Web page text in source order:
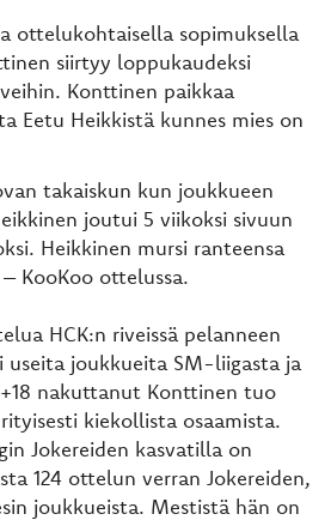
ottelukohtaisella sopimuksella
siirtyy loppukaudeksi
Konttinen paikkaa
Eetu Heikkistä kunnes mies on
takaiskun kun joukkueen
joutui 5 viikoksi sivuun
Heikkinen mursi ranteensa
KooKoo ottelussa.
HCK:n riveissä pelanneen
useita joukkueita SM-liigasta ja
nakuttanut Konttinen tuo
kiekollista osaamista.
Jokereiden kasvatilla on
124 ottelun verran Jokereiden,
joukkueista. Mestistä hän on